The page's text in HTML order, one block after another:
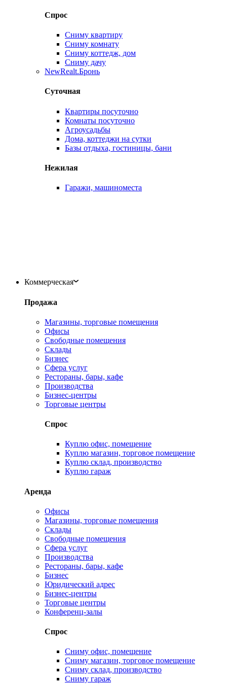
Спрос
Сниму квартиру
Сниму комнату
Сниму коттедж, дом
Сниму дачу
NewRealt.Бронь
Суточная
Квартиры посуточно
Комнаты посуточно
Агроусадьбы
Дома, коттеджи на сутки
Базы отдыха, гостиницы, бани
Нежилая
Гаражи, машиноместа
Коммерческая
Продажа
Магазины, торговые помещения
Офисы
Свободные помещения
Склады
Бизнес
Сфера услуг
Рестораны, бары, кафе
Производства
Бизнес-центры
Торговые центры
Спрос
Куплю офис, помещение
Куплю магазин, торговое помещение
Куплю склад, производство
Куплю гараж
Аренда
Офисы
Магазины, торговые помещения
Склады
Свободные помещения
Сфера услуг
Производства
Рестораны, бары, кафе
Бизнес
Юридический адрес
Бизнес-центры
Торговые центры
Конференц-залы
Спрос
Сниму офис, помещение
Сниму магазин, торговое помещение
Сниму склад, производство
Сниму гараж